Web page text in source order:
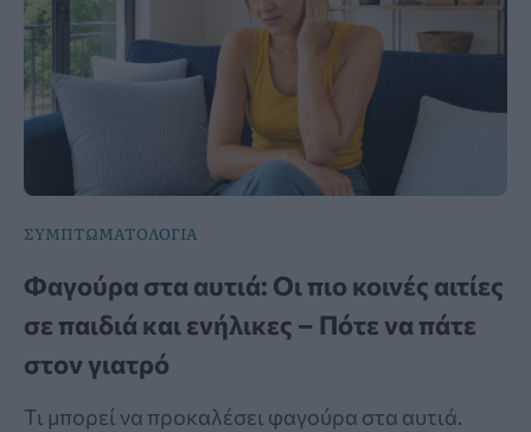
ΣΥΜΠΤΩΜΑΤΟΛΟΓΙΑ
Φαγούρα στα αυτιά: Οι πιο κοινές αιτίες
σε παιδιά και ενήλικες – Πότε να πάτε
στον γιατρό
Τι μπορεί να προκαλέσει φαγούρα στα αυτιά.